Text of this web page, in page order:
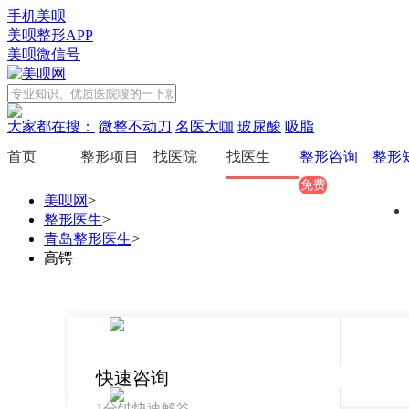
手机美呗
美呗整形APP
美呗微信号
大家都在搜： 微整不动刀 名医大咖 玻尿酸 吸脂
首页
整形项目 找医院 找医生 整形咨询
免费
整形
美呗网>
整形医生>
青岛整形医生>
高锷
快速咨询